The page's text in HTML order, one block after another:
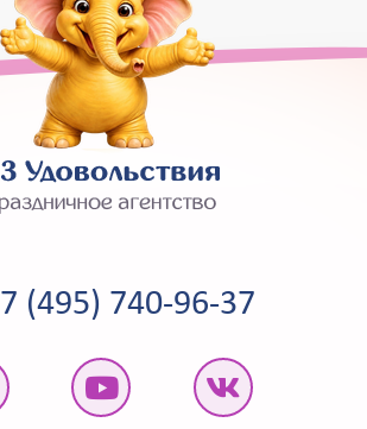
7 (495) 740-96-37